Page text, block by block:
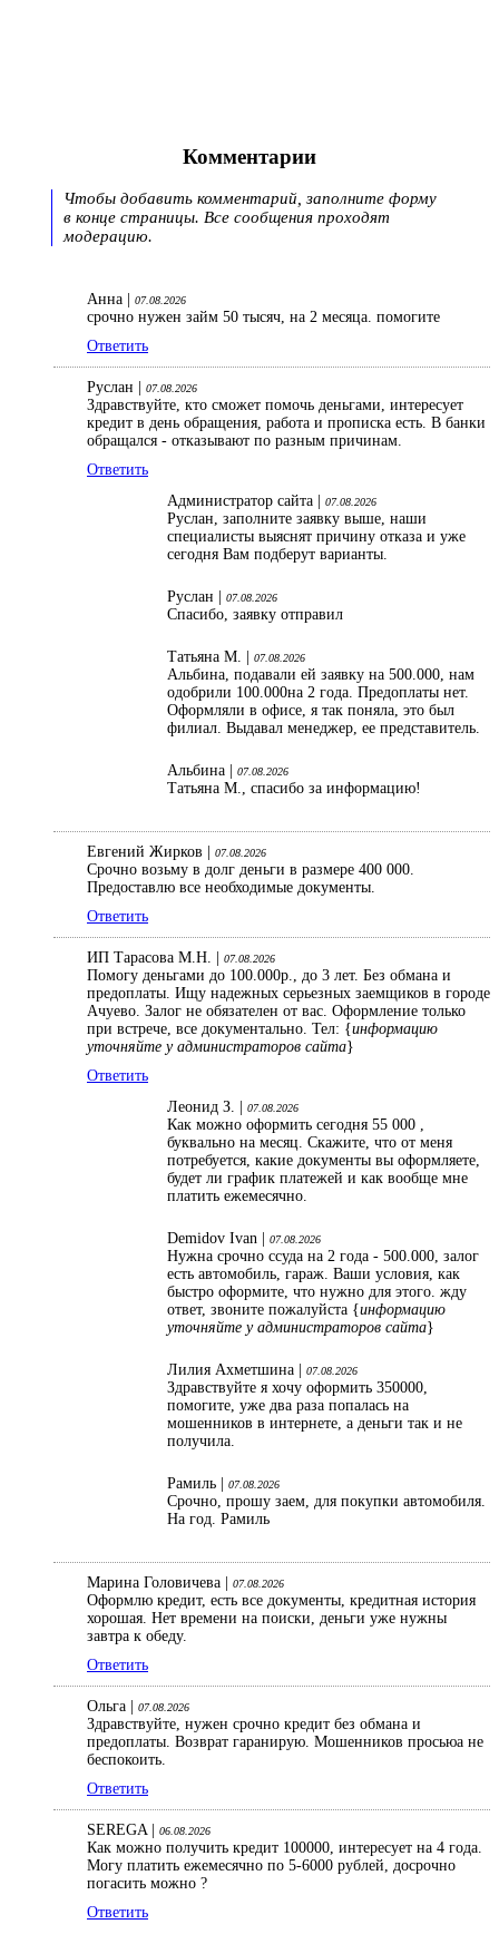
Комментарии
Чтобы добавить комментарий, заполните форму
в конце страницы. Все сообщения проходят
модерацию.
Анна | 07.08.2026
срочно нужен займ 50 тысяч, на 2 месяца. помогите
Ответить
Руслан | 07.08.2026
Здравствуйте, кто сможет помочь деньгами, интересует
кредит в день обращения, работа и прописка есть. В банки
обращался - отказывают по разным причинам.
Ответить
Администратор сайта |
07.08.2026
Руслан, заполните заявку выше, наши
специалисты выяснят причину отказа и уже
сегодня Вам подберут варианты.
Руслан | 07.08.2026
Спасибо, заявку отправил
Татьяна М. | 07.08.2026
Альбина, подавали ей заявку на 500.000, нам
одобрили 100.000на 2 года. Предоплаты нет.
Оформляли в офисе, я так поняла, это был
филиал. Выдавал менеджер, ее представитель.
Альбина | 07.08.2026
Татьяна М., спасибо за информацию!
Евгений Жирков | 07.08.2026
Срочно возьму в долг деньги в размере 400 000.
Предоставлю все необходимые документы.
Ответить
ИП Тарасова М.Н. | 07.08.2026
Помогу деньгами до 100.000р., до 3 лет. Без обмана и
предоплаты. Ищу надежных серьезных заемщиков в городе
Ачуево. Залог не обязателен от вас. Оформление только
при встрече, все документально. Тел: {информацию
уточняйте у администраторов сайта}
Ответить
Леонид З. |
07.08.2026
Как можно оформить сегодня 55 000 ,
буквально на месяц. Скажите, что от меня
потребуется, какие документы вы оформляете,
будет ли график платежей и как вообще мне
платить ежемесячно.
Demidov Ivan | 07.08.2026
Нужна срочно ссуда на 2 года - 500.000, залог
есть автомобиль, гараж. Ваши условия, как
быстро оформите, что нужно для этого. жду
ответ, звоните пожалуйста {информацию
уточняйте у администраторов сайта}
Лилия Ахметшина | 07.08.2026
Здравствуйте я хочу оформить 350000,
помогите, уже два раза попалась на
мошенников в интернете, а деньги так и не
получила.
Рамиль | 07.08.2026
Срочно, прошу заем, для покупки автомобиля.
На год. Рамиль
Марина Головичева | 07.08.2026
Оформлю кредит, есть все документы, кредитная история
хорошая. Нет времени на поиски, деньги уже нужны
завтра к обеду.
Ответить
Ольга | 07.08.2026
Здравствуйте, нужен срочно кредит без обмана и
предоплаты. Возврат гаранирую. Мошенников просьюа не
беспокоить.
Ответить
SEREGA | 06.08.2026
Как можно получить кредит 100000, интересует на 4 года.
Могу платить ежемесячно по 5-6000 рублей, досрочно
погасить можно ?
Ответить